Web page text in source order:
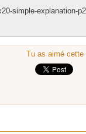
simple-explanation-
Tu as aimé